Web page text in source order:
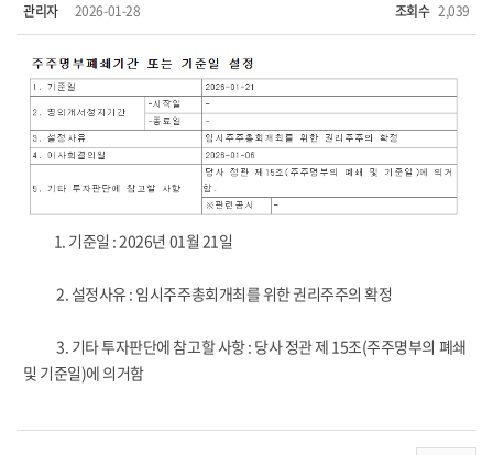
관리자 2026-01-28 조회수 2,039
1. 기준일 : 2026년 01월 21일
2. 설정사유 : 임시주주총회개최를 위한 권리주주의 확정
3. 기타 투자판단에 참고할 사항 : 당사 정관 제 15조(주주명부의 폐쇄
및 기준일)에 의거함